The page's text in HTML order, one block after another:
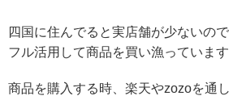
四国に住んでると実店舗が少ないの
フル活用して商品を買い漁っています
商品を購入する時、楽天やzozoを通